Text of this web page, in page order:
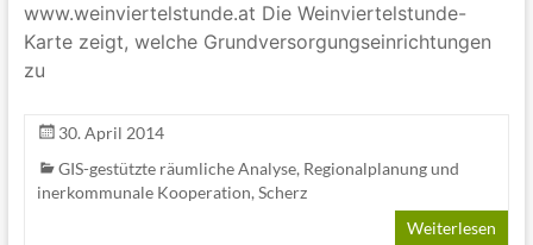
www.weinviertelstunde.at Die Weinviertelstunde-
Karte zeigt, welche Grundversorgungseinrichtungen
zu
30. April 2014
GIS-gestützte räumliche Analyse, Regionalplanung und
inerkommunale Kooperation, Scherz
Weiterlesen